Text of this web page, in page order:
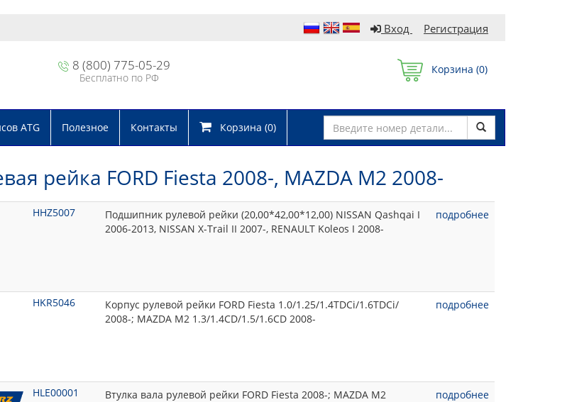
Вход Регистрация
8 (800) 775-05-29
Бесплатно по РФ
Корзина (0)
ATG Полезное Контакты Корзина (0)
рейка FORD Fiesta 2008-, MAZDA M2 2008-
HHZ5007
Подшипник рулевой рейки (20,00*42,00*12,00) NISSAN Qashqai I
2006-2013, NISSAN X-Trail II 2007-, RENAULT Koleos I 2008-
подробнее
HKR5046
Корпус рулевой рейки FORD Fiesta 1.0/1.25/1.4TDCi/1.6TDCi/
2008-; MAZDA M2 1.3/1.4CD/1.5/1.6CD 2008-
подробнее
HLE00001 Втулка вала рулевой рейки FORD Fiesta 2008-; MAZDA M2 подробнее